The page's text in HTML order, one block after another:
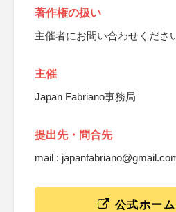
著作権の扱い
主催者にお問い合わせくださ
主催
Japan Fabriano事務局
提出先・問合先
mail :
公式ホー